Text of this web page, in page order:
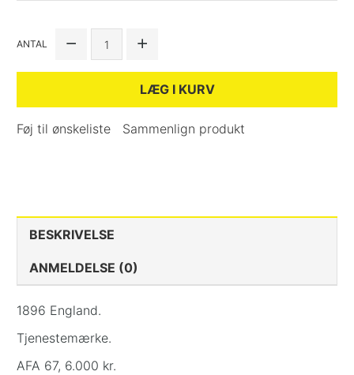
ANTAL
LÆG I KURV
Føj til ønskeliste Sammenlign produkt
BESKRIVELSE
ANMELDELSE (0)
1896 England.
Tjenestemærke.
AFA 67, 6.000 kr.